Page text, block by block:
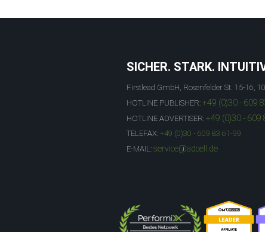
SICHER. STARK.
Firstlead GmbH, Rosenfelder St. 15-16,
HOTLINE PUBLISHER: +49 (0)30 - 609
HOTLINE ADVERTISER: +49 (0)30 - 609
TELEFAX: +49 (0)30 - 609 83 61-99
E-MAIL: service@adcell.de